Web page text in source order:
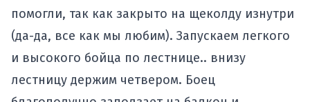
помогли, так как закрыто на щеколду изнутри
(да-да, все как мы любим). Запускаем легкого
и высокого бойца по лестнице.. внизу
лестницу держим четвером. Боец